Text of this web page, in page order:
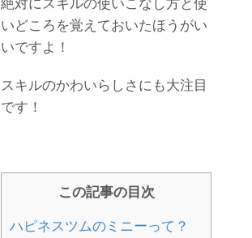
絶対にスキルの使いこなし方と使
いどころを覚えておいたほうがい
いですよ！
スキルのかわいらしさにも大注目
です！
この記事の目次
ハピネスツムのミニーって？